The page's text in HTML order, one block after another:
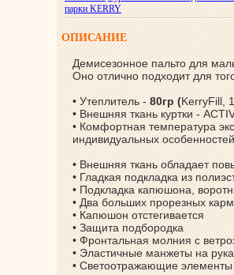
парки KERRY
ОПИСАНИЕ
Демисезонное пальто для
Оно отлично подходит для
• Утеплитель -80гр (KerryFill,
• Внешняя ткань куртки -
• Комфортная температура
индивидуальных
• Внешняя ткань обладает
• Гладкая подкладка из
• Подкладка капюшона,
• Два больших прорезных
• Капюшон отстегивается
• Защита подбородка
• Фронтальная молния с
• Эластичные манжеты на
• Светоотражающие